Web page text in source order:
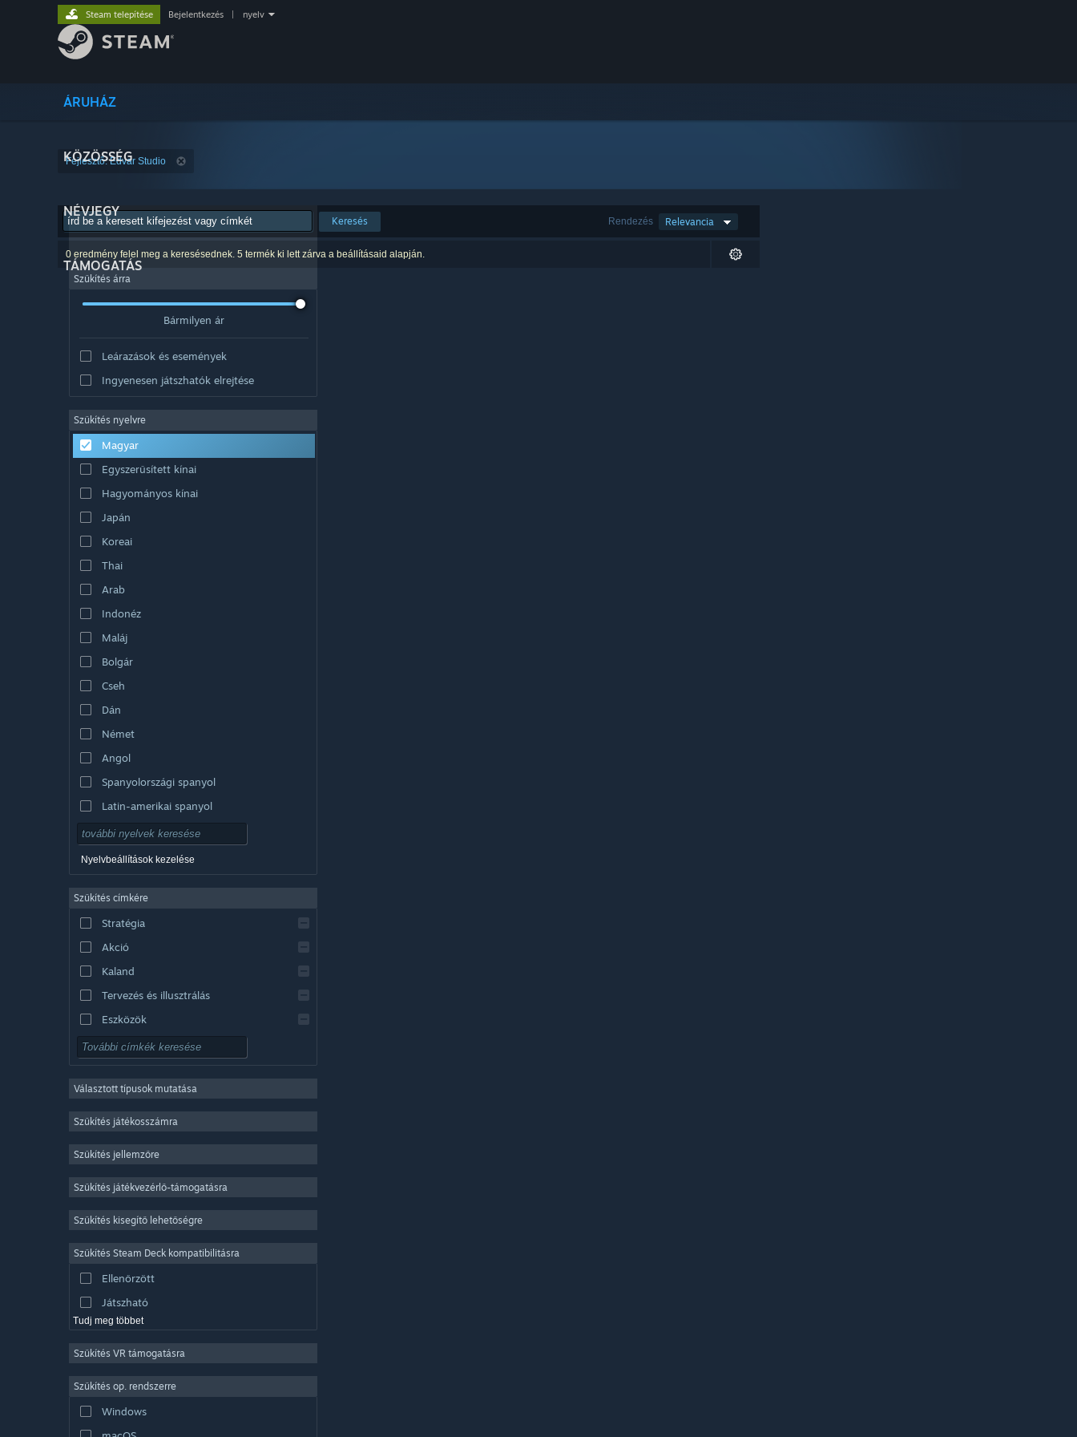
ÁRUHÁZ
KÖZÖSSÉG
NÉVJEGY
TÁMOGATÁS
Steam telepítése Bejelentkezés nyelv
Fejlesztő: Edvar Studio
Rendezés Relevancia
Keresés
0 eredmény felel meg a keresésednek. 5 termék ki lett zárva a beállításaid alapján.
Szűkítés árra
Bármilyen ár
Leárazások és események
Ingyenesen játszhatók elrejtése
Szűkítés nyelvre
Magyar
Egyszerűsített kínai
Hagyományos kínai
Japán
Koreai
Thai
Arab
Indonéz
Maláj
Bolgár
Cseh
Dán
Német
Angol
Spanyolországi spanyol
Latin-amerikai spanyol
Nyelvbeállítások kezelése
Szűkítés címkére
Stratégia
Akció
Kaland
Tervezés és illusztrálás
Eszközök
Ingyenesen játszható
Sokszereplős többjátékos
Indie
Könnyed
Szimuláció
Videószerkesztés
Fényképszerkesztés
Választott típusok mutatása
Szűkítés játékosszámra
Szűkítés jellemzőre
Szűkítés játékvezérlő-támogatásra
Szűkítés kisegítő lehetőségre
Szűkítés Steam Deck kompatibilitásra
Ellenőrzött
Játszható
Tudj meg többet
Szűkítés VR támogatásra
Szűkítés op. rendszerre
Windows